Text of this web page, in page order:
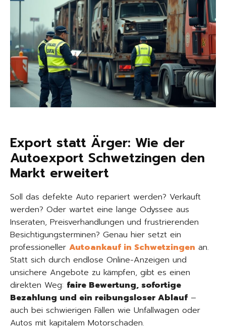
Export statt Ärger: Wie der
Autoexport Schwetzingen den
Markt erweitert
Soll das defekte Auto repariert werden? Verkauft
werden? Oder wartet eine lange Odyssee aus
Inseraten, Preisverhandlungen und frustrierenden
Besichtigungsterminen? Genau hier setzt ein
professioneller Autoankauf in Schwetzingen an.
Statt sich durch endlose Online-Anzeigen und
unsichere Angebote zu kämpfen, gibt es einen
direkten Weg: faire Bewertung, sofortige
Bezahlung und ein reibungsloser Ablauf –
auch bei schwierigen Fällen wie Unfallwagen oder
Autos mit kapitalem Motorschaden.